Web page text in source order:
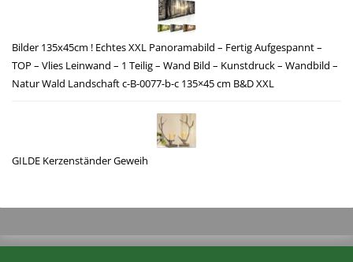
Bilder 135x45cm ! Echtes XXL Panoramabild – Fertig Aufgespannt –
TOP – Vlies Leinwand – 1 Teilig – Wand Bild – Kunstdruck – Wandbild –
Natur Wald Landschaft c-B-0077-b-c 135×45 cm B&D XXL
GILDE Kerzenständer Geweih